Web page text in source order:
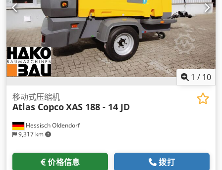
1 / 10
Hessisch Oldendorf
9,317 km
移动式压缩机
Atlas CopcoXAS 188 - 14 JD
价格信息 拨打